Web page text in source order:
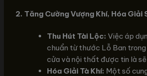
2. Tăng Cường Vượng Khí, Hóa Giải
Thu Hút Tài Lộc: Việc áp
chuẩn từ thước Lỗ Ban
cửa và nội thất được tin là
Hóa Giải Tà Khí: Một số